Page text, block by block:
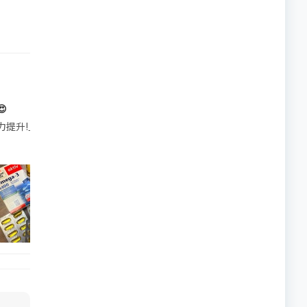
帶的行動電源機身已標示「10000mAh」，卻仍被要求當場丟
提升!｣ 長時間對住電腦､剪片寫稿,成日覺得眼睛乾澀､腦袋好似｢斷